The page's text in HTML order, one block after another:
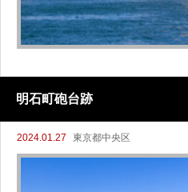
明石町砲台跡
2024.01.27 東京都中央区